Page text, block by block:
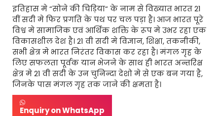
इतिहास मे “सोने की चिड़िया“ के नाम से विख्यात भारत 21
वीं सदी मे फिर प्रगति के पथ पर चल पड़ा है। आज भारत पूरे
विश्व मे सामाजिक एवं आर्थिक शक्ति के रूप मे उभर रहा एक
विकासशील देश है। 21 वी सदी मे विज्ञान, शिक्षा, तकनीकी,
सभी क्षेत्र मे भारत निरंतर विकास कर रहा है। मंगल गृह के
लिए सफलता पूर्वक यान भेजने के साथ ही भारत अन्तरिक्ष
क्षेत्र मे 21 वी सदी के उन चुनिन्दा देशो मे से एक बन गया है,
जिनके पास मंगल गृह तक जाने की क्षमता है।
Enquiry on WhatsApp